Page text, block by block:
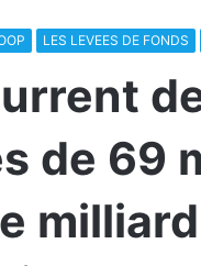
LES LEVEES DE FONDS
de 69